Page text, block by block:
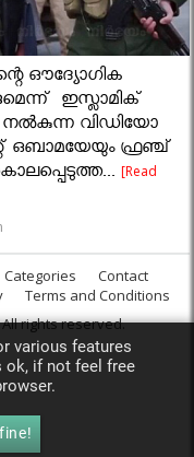
ഔദ്യോഗിക
ഇസ്ലാമിക്
നൽകുന്ന വിഡിയോ
ഒബാമയേയും ഫ്രഞ്ച്
[Read
Categories
Contact
Terms and Conditions
All rights reserved.
various features
ok, if not feel free